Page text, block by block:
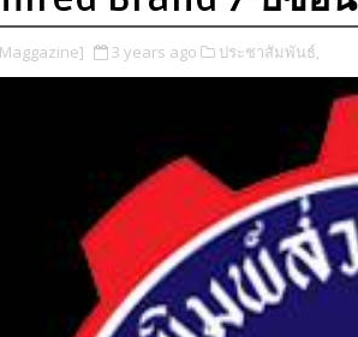
3 years ago ประชาสัมพันธ์,